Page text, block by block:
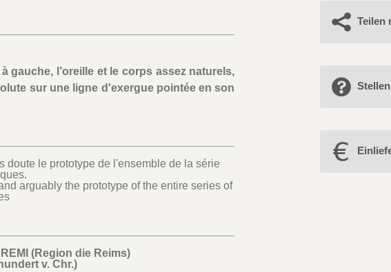
gauche, l’oreille et le corps assez naturels,
sur une ligne d'exergue pointée en son
doute le prototype de l'ensemble de la série
arguably the prototype of the entire series of
(Region die Reims)
v. Chr.)
Teilen